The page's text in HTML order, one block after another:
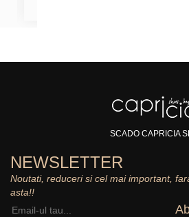
SCADO CAPRICIA
NEWSLETTER
Noutati, reduceri si cel mai important,
asta!!